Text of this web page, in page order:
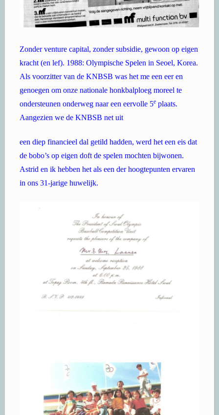
Zonder venture capital, zonder subsidie, gewoon op eigen
kracht (en lef). 1988: Olympische Spelen in Seoel, Korea.
Als voorzitter van de KNBSB was het me een eer en
genoegen om onze nationale honkbalploeg moreel te
ondersteunen onderweg naar een eervolle 5e plaats.
Aangezien we de KNBSB net uit
een diep financieel dal getild hadden, werd het een eis dat
de bobo’s op eigen doft de spelen mochten bijwonen.
Astrid en ik hebben het als een der hoogtepunten ervaren
in ons 31-jarige huwelijk.